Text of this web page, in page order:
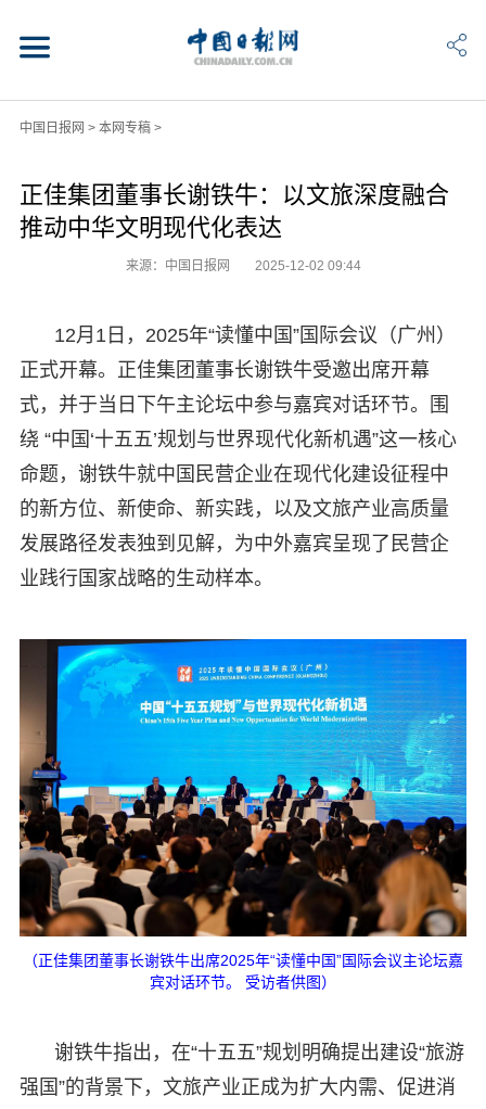
中国日报网 > 本网专稿>
正佳集团董事长谢铁牛：以文旅深度融合
推动中华文明现代化表达
来源：中国日报网 2025-12-02 09:44
12月1日，2025年“读懂中国”国际会议（广州）
正式开幕。正佳集团董事长谢铁牛受邀出席开幕
式，并于当日下午主论坛中参与嘉宾对话环节。围
绕 “中国‘十五五’规划与世界现代化新机遇”这一核心
命题，谢铁牛就中国民营企业在现代化建设征程中
的新方位、新使命、新实践，以及文旅产业高质量
发展路径发表独到见解，为中外嘉宾呈现了民营企
业践行国家战略的生动样本。
（正佳集团董事长谢铁牛出席2025年“读懂中国”国际会议主论坛嘉
宾对话环节。 受访者供图）
谢铁牛指出，在“十五五”规划明确提出建设“旅游
强国”的背景下，文旅产业正成为扩大内需、促进消